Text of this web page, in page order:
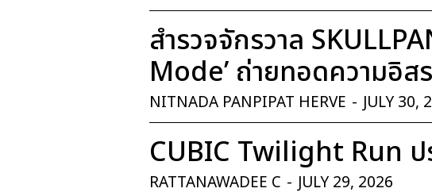
สำรวจจักรวาล
Mode’ ถ่ายทอดความอิส
NITNADA PANPIPAT HERVE - JULY 30,
CUBIC Twilight Run ป
RATTANAWADEE C - JULY 29, 2026